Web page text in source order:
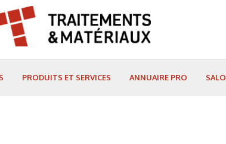
PRODUITS ET SERVICES ANNUAIRE PRO